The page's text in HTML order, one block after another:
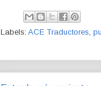
Labels: ACE Traductores,